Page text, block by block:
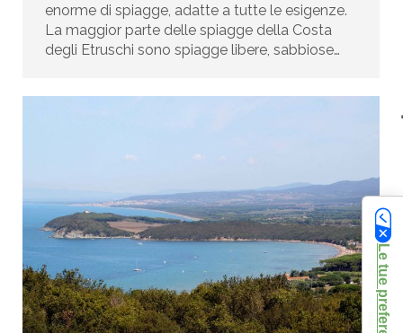
enorme di spiagge, adatte a tutte le esigenze.
La maggior parte delle spiagge della Costa
degli Etruschi sono spiagge libere, sabbiose…